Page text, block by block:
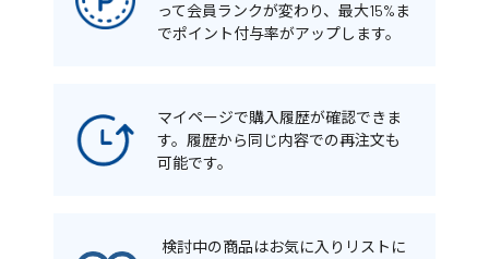
って会員ランクが変わり、最大15%ま
でポイント付与率がアップします。
マイページで購入履歴が確認できま
す。履歴から同じ内容での再注文も
可能です。
検討中の商品はお気に入りリストに